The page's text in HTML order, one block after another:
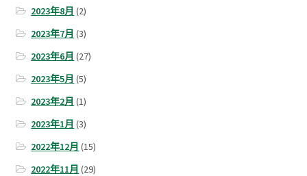
2023年8月 (2)
2023年7月 (3)
2023年6月 (27)
2023年5月 (5)
2023年2月 (1)
2023年1月 (3)
2022年12月 (15)
2022年11月 (29)